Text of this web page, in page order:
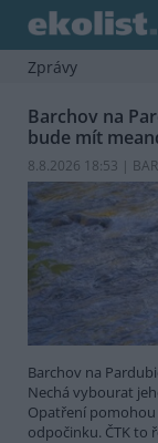
Zprávy
Barchov na
bude mít
8.8.2026 18:53 |
Barchov na
Nechá vybourat
Opatření
odpočinku. ČTK to